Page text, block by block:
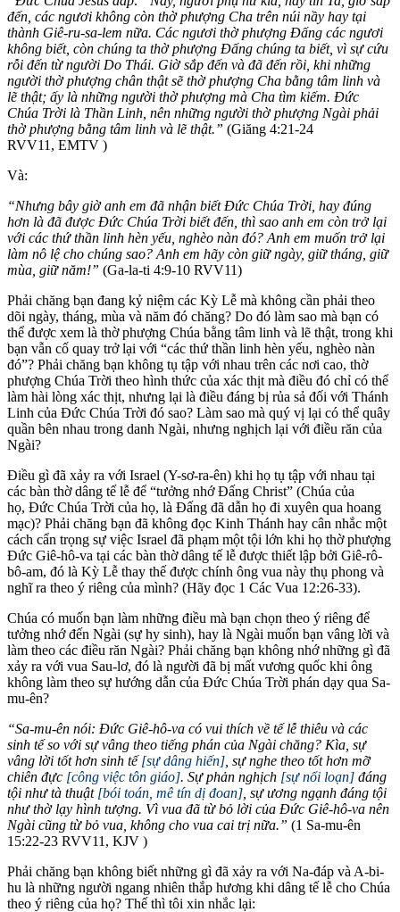
đến, các ngươi không còn thờ phượng Cha trên núi nầy hay tại
thành Giê-ru-sa-lem nữa. Các ngươi thờ phượng Đấng các ngươi
không biết, còn chúng ta thờ phượng Đấng chúng ta biết, vì sự cứu
rỗi đến từ người Do Thái. Giờ sắp đến và đã đến rồi, khi những
người thờ phượng chân thật sẽ thờ phượng Cha bằng tâm linh và
lẽ thật; ấy là những người thờ phượng mà Cha tìm kiếm. Đức
Chúa Trời là Thần Linh, nên những người thờ phượng Ngài phải
thờ phượng bằng tâm linh và lẽ thật.” (Giăng 4:21-24
RVV11, EMTV )
Và:
“Nhưng bây giờ anh em đã nhận biết Đức Chúa Trời, hay đúng
hơn là đã được Đức Chúa Trời biết đến, thì sao anh em còn trở lại
với các thứ thần linh hèn yếu, nghèo nàn đó? Anh em muốn trở lại
làm nô lệ cho chúng sao? Anh em hãy còn giữ ngày, giữ tháng, giữ
mùa, giữ năm!” (Ga-la-ti 4:9-10 RVV11)
Phải chăng bạn đang kỷ niệm các Kỳ Lễ mà không cần phải theo
dõi ngày, tháng, mùa và năm đó chăng? Do đó làm sao mà bạn có
thể được xem là thờ phượng Chúa bằng tâm linh và lẽ thật, trong khi
bạn vẫn cố quay trở lại với “các thứ thần linh hèn yếu, nghèo nàn
đó”? Phải chăng bạn không tụ tập với nhau trên các nơi cao, thờ
phượng Chúa Trời theo hình thức của xác thịt mà điều đó chỉ có thể
làm hài lòng xác thịt, nhưng lại là điều đáng bị rủa sả đối với Thánh
Linh của Đức Chúa Trời đó sao? Làm sao mà quý vị lại có thể quây
quần bên nhau trong danh Ngài, nhưng nghịch lại với điều răn của
Ngài?
Điều gì đã xảy ra với Israel (Y-sơ-ra-ên) khi họ tụ tập với nhau tại
các bàn thờ dâng tế lễ để “tưởng nhớ Đấng Christ” (Chúa của
họ, Đức Chúa Trời của họ, là Đấng đã dẫn họ đi xuyên qua hoang
mạc)? Phải chăng bạn đã không đọc Kinh Thánh hay cân nhắc một
cách cẩn trọng sự việc Israel đã phạm một tội lớn khi họ thờ phượng
Đức Giê-hô-va tại các bàn thờ dâng tế lễ được thiết lập bởi Giê-rô-
bô-am, đó là Kỳ Lễ thay thế được chính ông vua này thụ phong và
nghĩ ra theo ý riêng của mình? (Hãy đọc 1 Các Vua 12:26-33).
Chúa có muốn bạn làm những điều mà bạn chọn theo ý riêng để
tưởng nhớ đến Ngài (sự hy sinh), hay là Ngài muốn bạn vâng lời và
làm theo các điều răn Ngài? Phải chăng bạn không nhớ những gì đã
xảy ra với vua Sau-lơ, đó là người đã bị mất vương quốc khi ông
không làm theo sự hướng dẫn của Đức Chúa Trời phán dạy qua Sa-
mu-ên?
“Sa-mu-ên nói: Đức Giê-hô-va có vui thích về tế lễ thiêu và các
sinh tế so với sự vâng theo tiếng phán của Ngài chăng? Kìa, sự
vâng lời tốt hơn sinh tế[sự dâng hiến] , sự nghe theo tốt hơn mỡ
chiên đực [công việc tôn giáo]. Sự phản nghịch [sự nổi loạn] đáng
tội như tà thuật [bói toán, mê tín dị đoan] , sự ương ngạnh đáng tội
như thờ lạy hình tượng. Vì vua đã từ bỏ lời của Đức Giê-hô-va nên
Ngài cũng từ bỏ vua, không cho vua cai trị nữa.” (1 Sa-mu-ên
15:22-23 RVV11, KJV )
Phải chăng bạn không biết những gì đã xảy ra với Na-đáp và A-bi-
hu là những người ngang nhiên thắp hương khi dâng tế lễ cho Chúa
theo ý riêng của họ? Thế thì tôi xin nhắc lại: